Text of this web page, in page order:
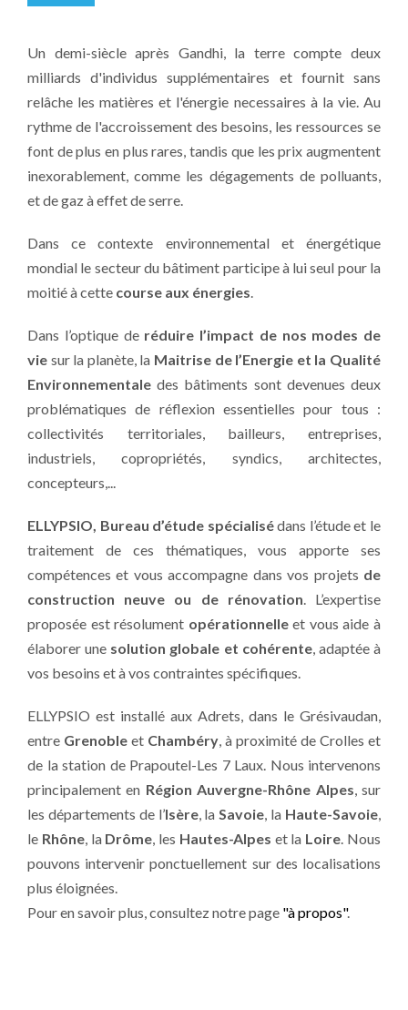
Un demi-siècle après Gandhi, la terre compte deux
milliards d'individus supplémentaires et fournit sans
relâche les matières et l'énergie necessaires à la vie. Au
rythme de l'accroissement des besoins, les ressources se
font de plus en plus rares, tandis que les prix augmentent
inexorablement, comme les dégagements de polluants,
et de gaz à effet de serre.
Dans ce contexte environnemental et énergétique
mondial le secteur du bâtiment participe à lui seul pour la
moitié à cette course aux énergies
Dans l’optique de réduire l’impact de nos modes de
vie sur la planète, la Maitrise de l’Energie et la Qualité
Environnementale des bâtiments sont devenues deux
problématiques de réflexion essentielles pour tous :
collectivités territoriales, bailleurs, entreprises,
industriels, copropriétés, syndics, architectes,
concepteurs,...
ELLYPSIO, Bureau d’étude spécialisédans l’étude et le
traitement de ces thématiques, vous apporte ses
compétences et vous accompagne dans vos projets de
construction neuve ou de rénovation . L’expertise
proposée est résolument opérationnelleet vous aide à
élaborer une solution globale et cohérente, adaptée à
vos besoins et à vos contraintes spécifiques.
ELLYPSIO est installé aux Adrets, dans le Grésivaudan,
entre Grenoble et Chambéry , à proximité de Crolles et
de la station de Prapoutel-Les 7 Laux. Nous intervenons
principalement en Région Auvergne-Rhône Alpes , sur
les départements de l’Isère, la Savoie , la Haute-Savoie
le Rhône, la Drôme , les Hautes-Alpes et la Loire . Nous
pouvons intervenir ponctuellement sur des localisations
plus éloignées.
Pour en savoir plus, consultez notre page "à propos".